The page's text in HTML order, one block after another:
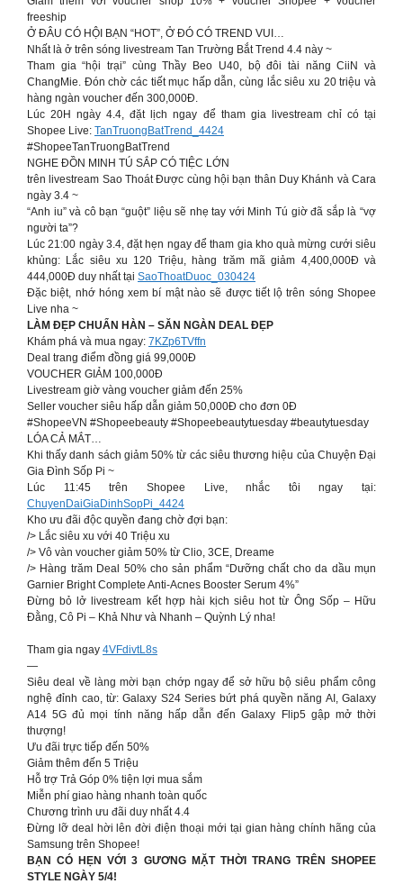
freeship
Ở ĐÂU CÓ HỘI BẠN “HOT”, Ở ĐÓ CÓ TREND VUI…
Nhất là ở trên sóng livestream Tan Trường Bắt Trend 4.4 này ~
Tham gia “hội trại” cùng Thầy Beo U40, bộ đôi tài năng CiiN và
ChangMie. Đón chờ các tiết mục hấp dẫn, cùng lắc siêu xu 20 triệu và
hàng ngàn voucher đến 300,000Đ.
Lúc 20H ngày 4.4, đặt lịch ngay để tham gia livestream chỉ có tại
Shopee Live: TanTruongBatTrend_4424
#ShopeeTanTruongBatTrend
NGHE ĐỒN MINH TÚ SẮP CÓ TIỆC LỚN
trên livestream Sao Thoát Được cùng hội bạn thân Duy Khánh và Cara
ngày 3.4 ~
“Anh iu” và cô bạn “guột” liệu sẽ nhẹ tay với Minh Tú giờ đã sắp là “vợ
người ta”?
Lúc 21:00 ngày 3.4, đặt hẹn ngay để tham gia kho quà mừng cưới siêu
khủng: Lắc siêu xu 120 Triệu, hàng trăm mã giảm 4,400,000Đ và
444,000Đ duy nhất tại SaoThoatDuoc_030424
Đặc biệt, nhớ hóng xem bí mật nào sẽ được tiết lộ trên sóng Shopee
Live nha ~
LÀM ĐẸP CHUẨN HÀN – SĂN NGÀN DEAL ĐẸP
Khám phá và mua ngay: 7KZp6TVffn
Deal trang điểm đồng giá 99,000Đ
VOUCHER GIẢM 100,000Đ
Livestream giờ vàng voucher giảm đến 25%
Seller voucher siêu hấp dẫn giảm 50,000Đ cho đơn 0Đ
#ShopeeVN #Shopeebeauty #Shopeebeautytuesday #beautytuesday
LÓA CẢ MẮT…
Khi thấy danh sách giảm 50% từ các siêu thương hiệu của Chuyện Đại
Gia Đình Sốp Pi ~
Lúc 11:45 trên Shopee Live, nhắc tôi ngay tại:
ChuyenDaiGiaDinhSopPi_4424
Kho ưu đãi độc quyền đang chờ đợi bạn:
/> Lắc siêu xu với 40 Triệu xu
/> Vô vàn voucher giảm 50% từ Clio, 3CE, Dreame
/> Hàng trăm Deal 50% cho sản phẩm “Dưỡng chất cho da dầu mụn
Garnier Bright Complete Anti-Acnes Booster Serum 4%”
Đừng bỏ lở livestream kết hợp hài kịch siêu hot từ Ông Sốp – Hữu
Đằng, Cô Pi – Khả Như và Nhanh – Quỳnh Lý nha!
Tham gia ngay 4VFdivtL8s
—
Siêu deal về làng mời bạn chớp ngay để sở hữu bộ siêu phẩm công
nghệ đỉnh cao, từ: Galaxy S24 Series bứt phá quyền năng AI, Galaxy
A14 5G đủ mọi tính năng hấp dẫn đến Galaxy Flip5 gập mở thời
thượng!
Ưu đãi trực tiếp đến 50%
Giảm thêm đến 5 Triệu
Hỗ trợ Trả Góp 0% tiện lợi mua sắm
Miễn phí giao hàng nhanh toàn quốc
Chương trình ưu đãi duy nhất 4.4
Đừng lỡ deal hời lên đời điện thoại mới tại gian hàng chính hãng của
Samsung trên Shopee!
BẠN CÓ HẸN VỚI 3 GƯƠNG MẶT THỜI TRANG TRÊN SHOPEE
STYLE NGÀY 5/4!